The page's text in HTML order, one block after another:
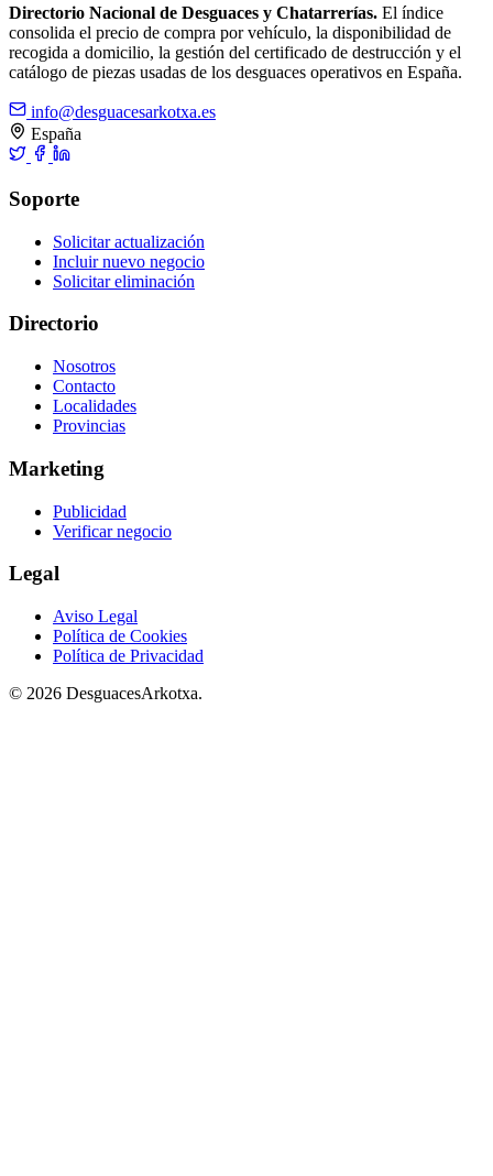
Directorio Nacional de Desguaces y Chatarrerías. El índice
consolida el precio de compra por vehículo, la disponibilidad de
recogida a domicilio, la gestión del certificado de destrucción y el
catálogo de piezas usadas de los desguaces operativos en España.
info@desguacesarkotxa.es
España
Soporte
Solicitar actualización
Incluir nuevo negocio
Solicitar eliminación
Directorio
Nosotros
Contacto
Localidades
Provincias
Marketing
Publicidad
Verificar negocio
Legal
Aviso Legal
Política de Cookies
Política de Privacidad
© 2026 DesguacesArkotxa.